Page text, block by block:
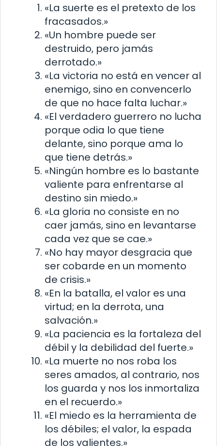
«La suerte es el pretexto de los
fracasados.»
«Un hombre puede ser
destruido, pero jamás
derrotado.»
«La victoria no está en vencer al
enemigo, sino en convencerlo
de que no hace falta luchar.»
«El verdadero guerrero no lucha
porque odia lo que tiene
delante, sino porque ama lo
que tiene detrás.»
«Ningún hombre es lo bastante
valiente para enfrentarse al
destino sin miedo.»
«La gloria no consiste en no
caer jamás, sino en levantarse
cada vez que se cae.»
«No hay mayor desgracia que
ser cobarde en un momento
de crisis.»
«En la batalla, el valor es una
virtud; en la derrota, una
salvación.»
«La paciencia es la fortaleza del
débil y la debilidad del fuerte.»
«La muerte no nos roba los
seres amados, al contrario, nos
los guarda y nos los inmortaliza
en el recuerdo.»
«El miedo es la herramienta de
los débiles; el valor, la espada
de los valientes.»